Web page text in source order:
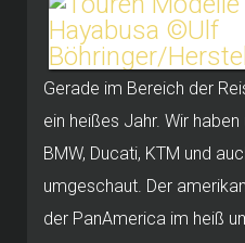
Gerade im Bereich der
ein heißes Jahr. Wir
BMW, Ducati, KTM und
umgeschaut. Der
der PanAmerica im heiß